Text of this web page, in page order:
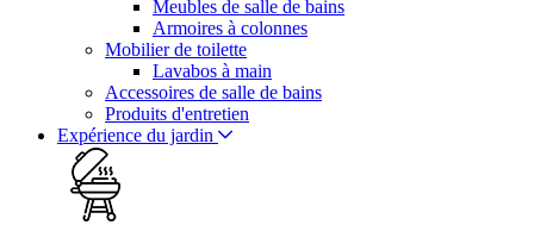
Meubles de salle de bains
Armoires à colonnes
Mobilier de toilette
Lavabos à main
Accessoires de salle de bains
Produits d'entretien
Expérience du jardin